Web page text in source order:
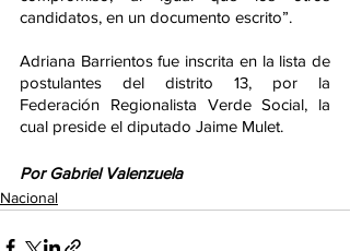
candidatos, en un documento escrito”.
Adriana Barrientos fue inscrita en la lista de
postulantes del distrito 13, por la
Federación Regionalista Verde Social, la
cual preside el diputado Jaime Mulet.
Por Gabriel Valenzuela
Nacional